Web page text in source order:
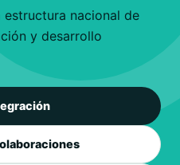
nacional de
y desarrollo